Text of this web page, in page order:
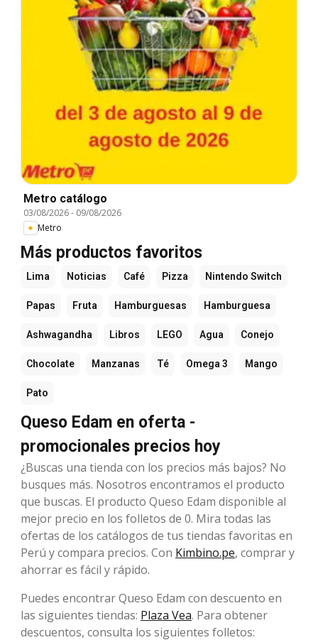
Metro catálogo
03/08/2026- 09/08/2026
Metro
Más productos favoritos
Lima Noticias Café Pizza Nintendo Switch
Papas Fruta Hamburguesas Hamburguesa
Ashwagandha Libros LEGO Agua Conejo
Chocolate Manzanas Té Omega 3 Mango
Pato
Queso Edam en oferta -
promocionales precios hoy
¿Buscas una tienda con los precios más bajos? No
busques más. Nosotros encontramos el producto
que buscas. El producto Queso Edam disponible al
mejor precio en los folletos de 0. Mira todas las
ofertas de los catálogos de tus tiendas favoritas en
Perú y compara precios. Con Kimbino.pe, comprar y
ahorrar es fácil y rápido.
Puedes encontrar Queso Edam con descuento en
las siguientes tiendas: Plaza Vea. Para obtener
descuentos, consulta los siguientes folletos: